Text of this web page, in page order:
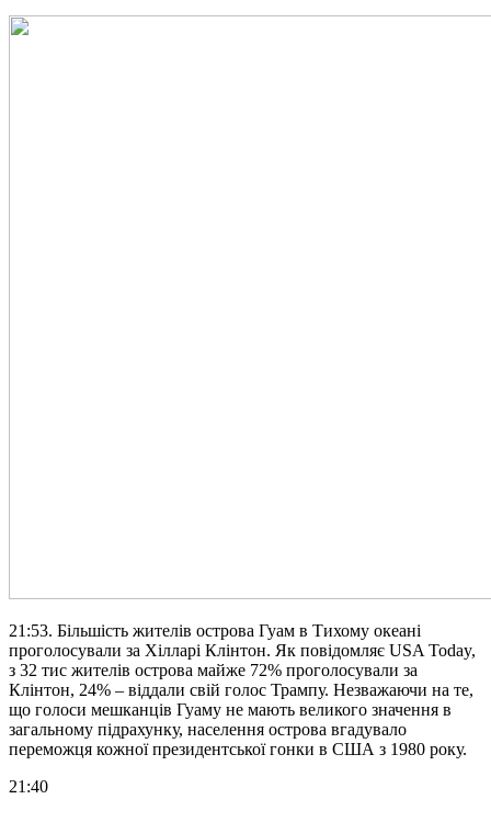
21:53. Більшість жителів острова Гуам в Тихому океані
проголосували за Хілларі Клінтон. Як повідомляє USA Today,
з 32 тис жителів острова майже 72% проголосували за
Клінтон, 24% – віддали свій голос Трампу. Незважаючи на те,
що голоси мешканців Гуаму не мають великого значення в
загальному підрахунку, населення острова вгадувало
переможця кожної президентської гонки в США з 1980 року.
21:40